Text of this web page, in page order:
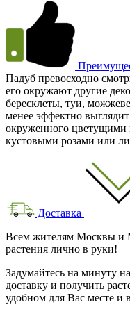
Падуб превосходно
его окружают другие
бересклеты, туи,
менее эффектно
окруженного цветущими
кустовыми розами или
Доставка
Всем жителям Москвы и
растения лично в руки!
Задумайтесь на минуту
доставку и получить
удобном для Вас месте и